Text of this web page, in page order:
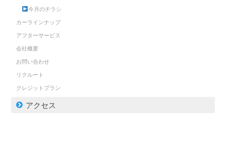
今月のチラシ
カーラインナップ
アフターサービス
会社概要
お問い合わせ
リクルート
クレジットプラン
アクセス